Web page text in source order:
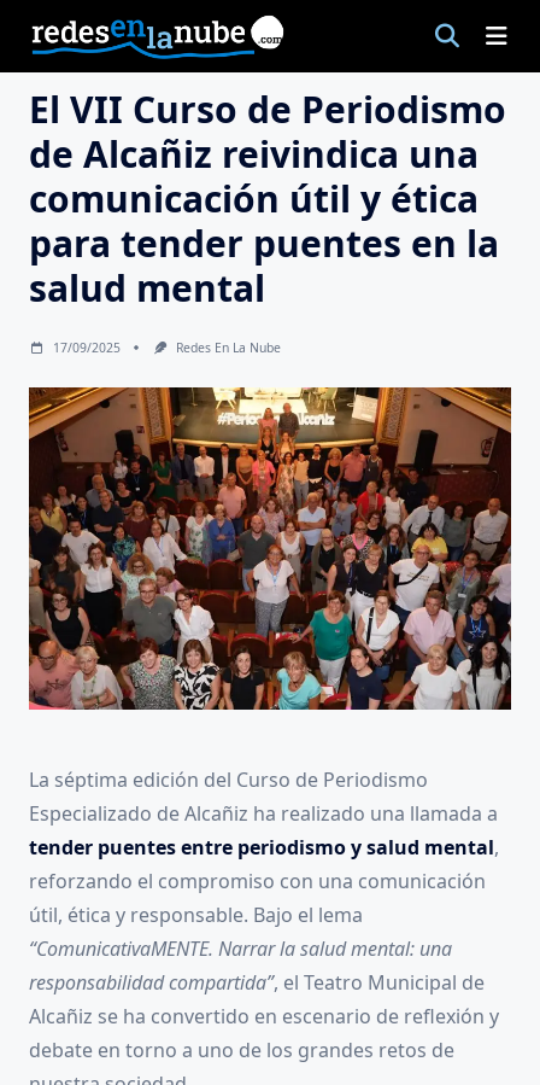
contenido
El VII Curso de Periodismo
de Alcañiz reivindica una
comunicación útil y ética
para tender puentes en la
salud mental
17/09/2025 Redes En La Nube
La séptima edición del Curso de Periodismo
Especializado de Alcañiz ha realizado una llamada a
tender puentes entre periodismo y salud mental,
reforzando el compromiso con una comunicación
útil, ética y responsable. Bajo el lema
“ComunicativaMENTE. Narrar la salud mental: una
responsabilidad compartida”, el Teatro Municipal de
Alcañiz se ha convertido en escenario de reflexión y
debate en torno a uno de los grandes retos de